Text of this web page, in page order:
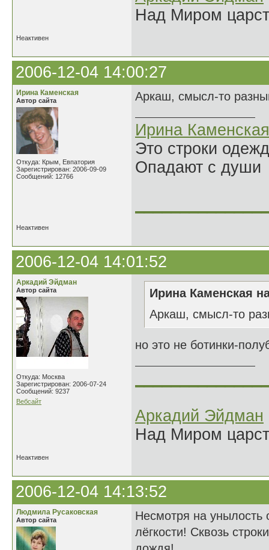
Над Миром
Неактивен
2006-12-04 14:00:27
Ирина Каменская
Автор сайта
Откуда: Крым, Евпатория
Зарегистрирован: 2006-09-09
Сообщений: 12766
Аркаш, смысл-то
Ирина Каменская
Это строки
Опадают с души
Неактивен
2006-12-04 14:01:52
Аркадий Эйдман
Автор сайта
Откуда: Москва
Зарегистрирован: 2006-07-24
Сообщений: 9237
Вебсайт
Ирина Каменская
Аркаш, смысл-то
но это не ботинки-
Аркадий Эйдман
Над Миром
Неактивен
2006-12-04 14:13:52
Людмила Русаковская
Автор сайта
Несмотря на унылость
лёгкости! Сквозь